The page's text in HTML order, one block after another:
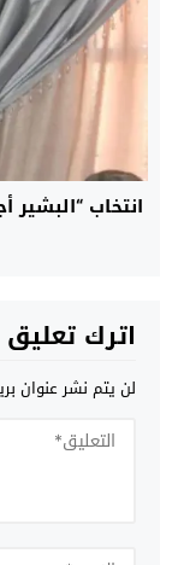
انتخاب
اترك تعليق
لن يتم نشر عنوان